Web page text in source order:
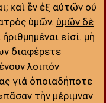
καὶ ἓν ἐξ αὐτῶν οὐ
ὑμῶν. ὑμῶν δὲ
εἰσί. μὴ
διαφέρετε
λοιπόν
γιά ὁποιαδήποτε
τὴν μέριμναν